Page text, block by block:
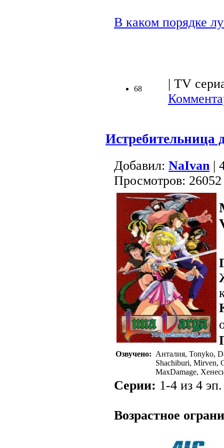
В каком порядке
68
| TV
Истребительница
Добавил: NaIvan |
Просмотров: 26052
Озвучено: Анталия, Tonyko,
Shachiburi, Mirven,
MaxDamage,
Серии: 1-4 из 4
Возрастное